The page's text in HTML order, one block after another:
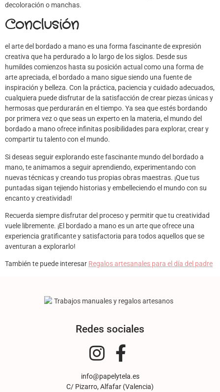
decoloración o manchas.
Conclusión
el arte del bordado a mano es una forma fascinante de expresión
creativa que ha perdurado a lo largo de los siglos. Desde sus
humildes comienzos hasta su posición actual como una forma de
arte apreciada, el bordado a mano sigue siendo una fuente de
inspiración y belleza. Con la práctica, paciencia y cuidado adecuados,
cualquiera puede disfrutar de la satisfacción de crear piezas únicas y
hermosas que perdurarán en el tiempo. Ya sea que estés bordando
por primera vez o que seas un experto en la materia, el mundo del
bordado a mano ofrece infinitas posibilidades para explorar, crear y
compartir tu talento con el mundo.
Si deseas seguir explorando este fascinante mundo del bordado a
mano, te animamos a seguir aprendiendo, experimentando con
nuevas técnicas y creando tus propias obras maestras. ¡Que tus
puntadas sigan tejiendo historias y embelleciendo el mundo con su
encanto y creatividad!
Recuerda siempre disfrutar del proceso y permitir que tu creatividad
vuele libremente. ¡El bordado a mano es un arte que ofrece una
experiencia gratificante y satisfactoria para todos aquellos que se
aventuran a explorarlo!
También te puede interesar Regalos artesanales para el día del padre
Redes sociales
info@papelytela.es
C/ Pizarro, Alfafar (Valencia)